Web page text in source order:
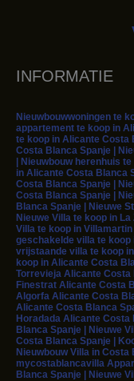
INFORMATIE
Nieuwbouwwoningen te
appartement te koop in
te koop in Alicante Costa
Costa Blanca Spanje |
| Nieuwbouw herenhuis
in Alicante Costa Blanca
Costa Blanca Spanje |
Costa Blanca Spanje |
Blanca Spanje | Nieuwe
Nieuwe Villa te koop in
Villa te koop in
geschakelde villa te koop
vrijstaande villa te koop
koop in Alicante Costa
Torrevieja Alicante Costa
Finestrat Alicante Costa
Algorfa Alicante Costa
Alicante Costa Blanca
Horadada Alicante Costa
Blanca Spanje | Nieuwe
Costa Blanca Spanje |
Nieuwbouw Villa in Costa
mycostablancavilla
Blanca Spanje | Nieuwe